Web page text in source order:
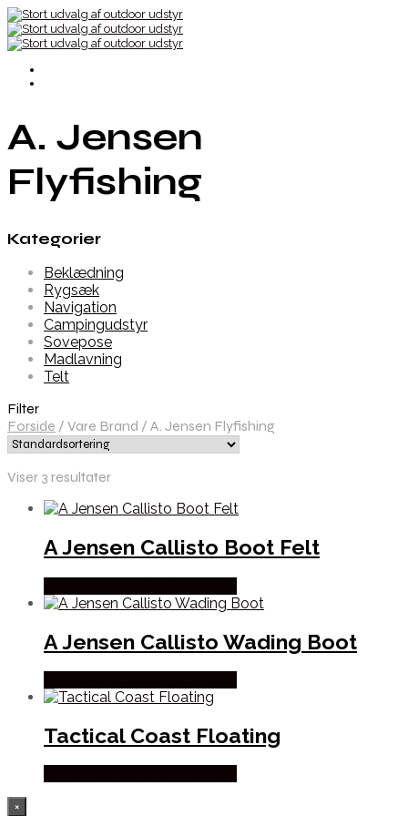
A. Jensen
Flyfishing
Kategorier
Beklædning
Rygsæk
Navigation
Campingudstyr
Sovepose
Madlavning
Telt
Filter
Forside / Vare Brand / A. Jensen Flyfishing
Viser 3 resultater
A Jensen Callisto Boot Felt
A Jensen Callisto Wading Boot
Tactical Coast Floating
×